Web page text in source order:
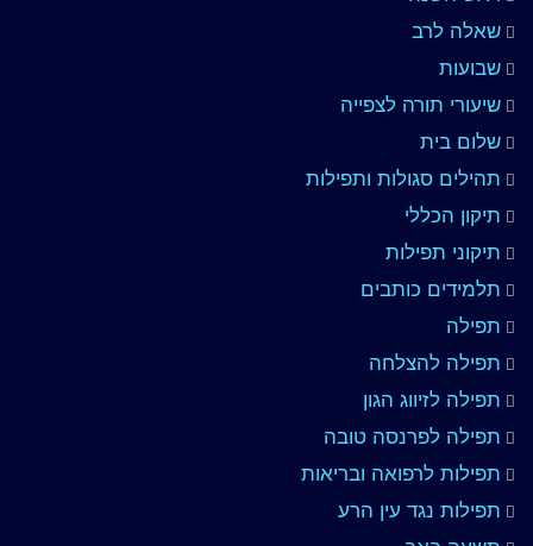
שאלה לרב
שבועות
שיעורי תורה לצפייה
שלום בית
תהילים סגולות ותפילות
תיקון הכללי
תיקוני תפילות
תלמידים כותבים
תפילה
תפילה להצלחה
תפילה לזיווג הגון
תפילה לפרנסה טובה
תפילות לרפואה ובריאות
תפילות נגד עין הרע